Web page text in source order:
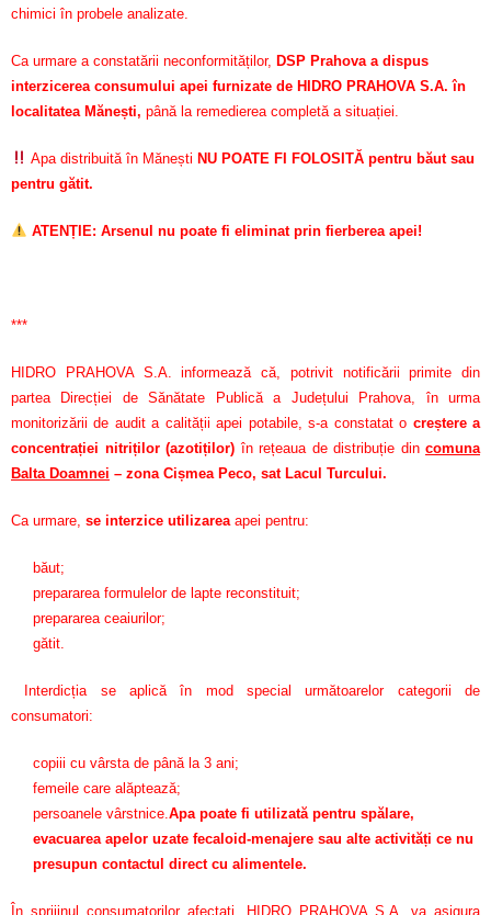
chimici în probele analizate.
Ca urmare a constatării neconformităților, DSP Prahova a dispus
interzicerea consumului apei furnizate de HIDRO PRAHOVA S.A. în
localitatea Mănești, până la remedierea completă a situației.
Apa distribuită în Mănești NU POATE FI FOLOSITĂ pentru băut sau
pentru gătit.
ATENȚIE: Arsenul nu poate fi eliminat prin fierberea apei!
***
HIDRO PRAHOVA S.A. informează că, potrivit notificării primite din
partea Direcției de Sănătate Publică a Județului Prahova, în urma
monitorizării de audit a calității apei potabile, s-a constatat o creștere a
concentrației nitriților (azotiților) în rețeaua de distribuție din comuna
Balta Doamnei – zona Cișmea Peco, sat Lacul Turcului.
Ca urmare, se interzice utilizareaapei pentru:
băut;
prepararea formulelor de lapte reconstituit;
prepararea ceaiurilor;
gătit.
Interdicția se aplică în mod special următoarelor categorii de
consumatori:
copiii cu vârsta de până la 3 ani;
femeile care alăptează;
persoanele vârstnice.Apa poate fi utilizată pentru spălare,
evacuarea apelor uzate fecaloid-menajere sau alte activități ce nu
presupun contactul direct cu alimentele.
În sprijinul consumatorilor afectați, HIDRO PRAHOVA S.A. va asigura